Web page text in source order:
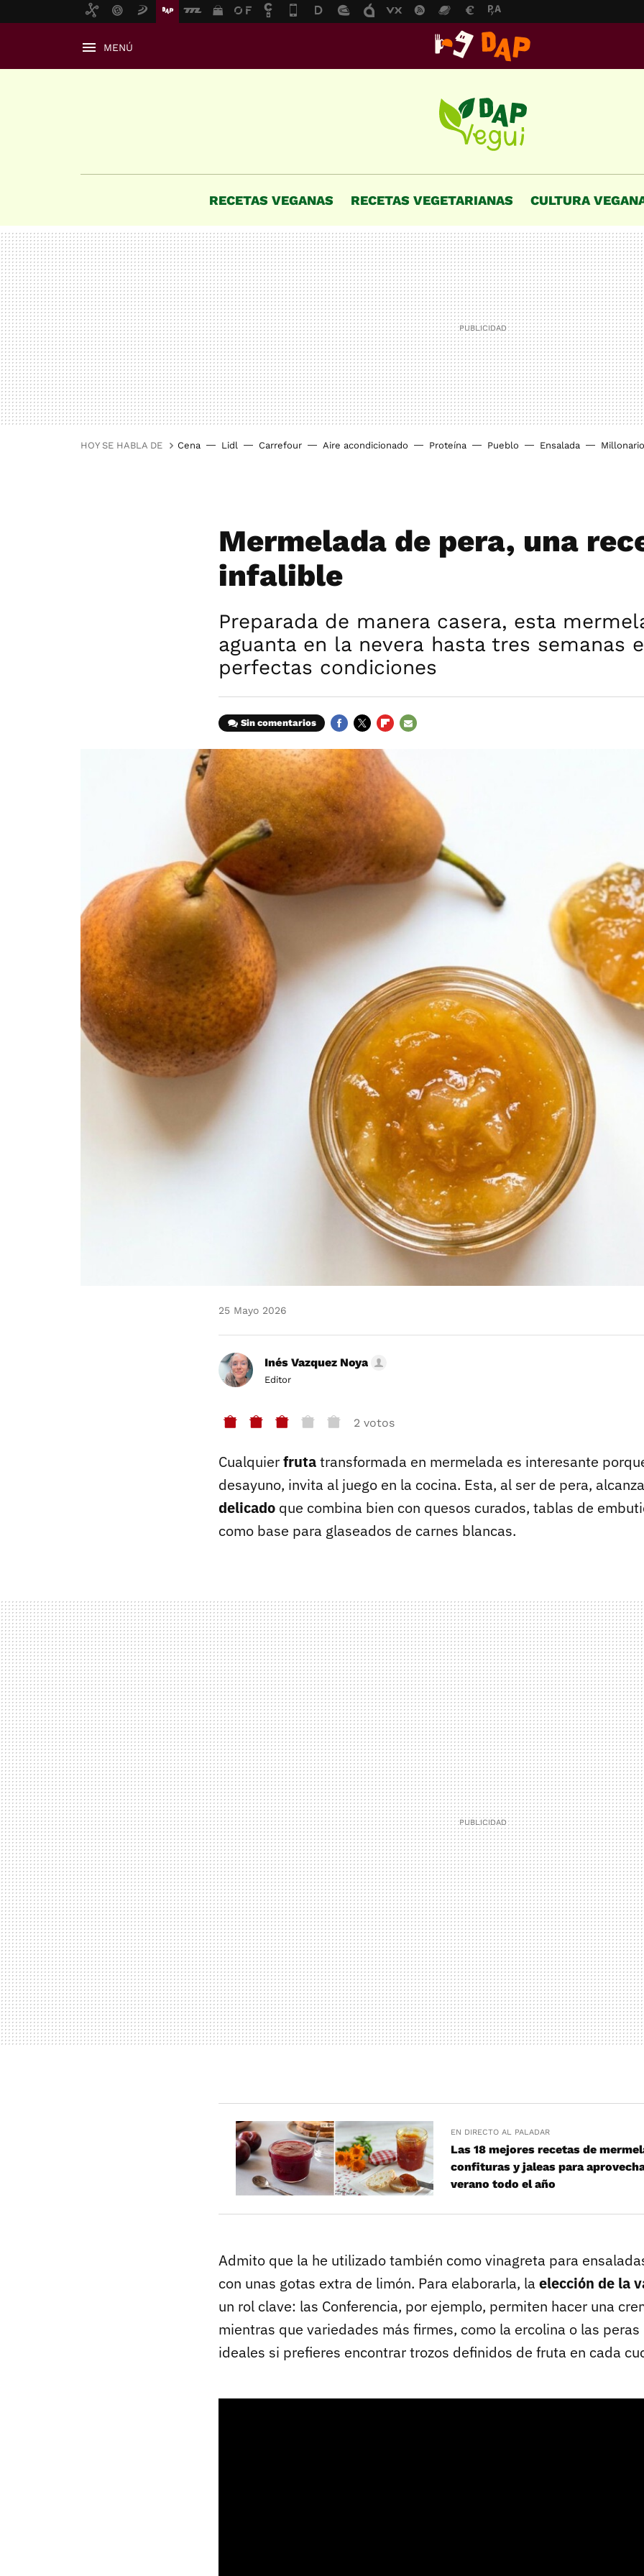
MENÚ
RECETAS VEGANAS RECETAS VEGETARIANAS CULTURA
HOY SE HABLA DE Cena Lidl Carrefour Aire acondicionado Proteína Pueblo Ensalada Millonario
Mermelada de pera, una
infalible
Preparada de manera casera, esta
aguanta en la nevera hasta tres semanas
perfectas condiciones
Sin comentarios
25 Mayo 2026
Inés Vazquez Noya
Editor
2 votos
Cualquierfrutatransformada en mermelada es interesante
desayuno, invita al juego en la cocina. Esta, al ser de pera,
delicado que combina bien con quesos curados, tablas de
como base para glaseados de carnes blancas.
EN DIRECTO AL PALADAR
Las 18 mejores recetas de
confituras y jaleas para
verano todo el año
Admito que la he utilizado también como vinagreta para
con unas gotas extra de limón. Para elaborarla, la elección de la
un rol clave: las Conferencia, por ejemplo, permiten hacer una
mientras que variedades más firmes, como la ercolina o las peras
ideales si prefieres encontrar trozos definidos de fruta en cada